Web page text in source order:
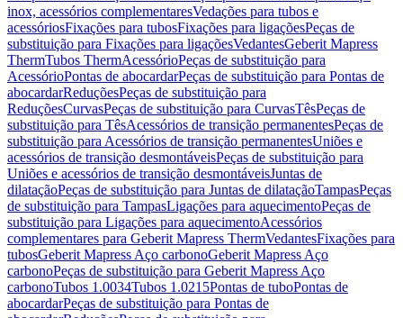
inox, acessórios complementaresVedações para tubos e
acessóriosFixações para tubosFixações para ligaçõesPeças de
substituição para Fixações para ligaçõesVedantesGeberit Mapress
ThermTubos ThermAcessórioPeças de substituição para
AcessórioPontas de abocardarPeças de substituição para Pontas de
abocardarReduçõesPeças de substituição para
ReduçõesCurvasPeças de substituição para CurvasTêsPeças de
substituição para TêsAcessórios de transição permanentesPeças de
substituição para Acessórios de transição permanentesUniões e
acessórios de transição desmontáveisPeças de substituição para
Uniões e acessórios de transição desmontáveisJuntas de
dilataçãoPeças de substituição para Juntas de dilataçãoTampasPeças
de substituição para TampasLigações para aquecimentoPeças de
substituição para Ligações para aquecimentoAcessórios
complementares para Geberit Mapress ThermVedantesFixações para
tubosGeberit Mapress Aço carbonoGeberit Mapress Aço
carbonoPeças de substituição para Geberit Mapress Aço
carbonoTubos 1.0034Tubos 1.0215Pontas de tuboPontas de
abocardarPeças de substituição para Pontas de